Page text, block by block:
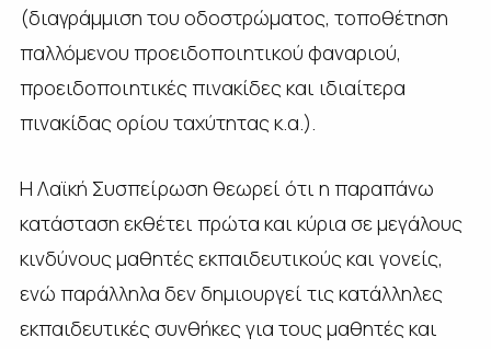
(διαγράμμιση του οδοστρώματος, τοποθέτηση
παλλόμενου προειδοποιητικού φαναριού,
προειδοποιητικές πινακίδες και ιδιαίτερα
πινακίδας ορίου ταχύτητας κ.α.).
Η Λαϊκή Συσπείρωση θεωρεί ότι η παραπάνω
κατάσταση εκθέτει πρώτα και κύρια σε μεγάλους
κινδύνους μαθητές εκπαιδευτικούς και γονείς,
ενώ παράλληλα δεν δημιουργεί τις κατάλληλες
εκπαιδευτικές συνθήκες για τους μαθητές και